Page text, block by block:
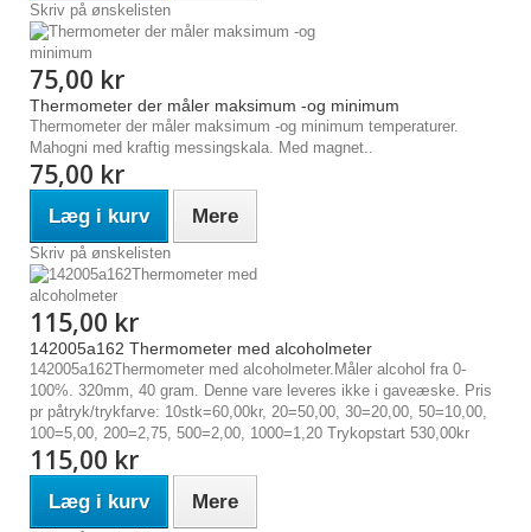
Skriv på ønskelisten
75,00 kr
Thermometer der måler maksimum -og minimum
Thermometer der måler maksimum -og minimum temperaturer.
Mahogni med kraftig messingskala. Med magnet..
75,00 kr
Læg i kurv Mere
Skriv på ønskelisten
115,00 kr
142005a162 Thermometer med alcoholmeter
142005a162Thermometer med alcoholmeter.Måler alcohol fra 0-
100%. 320mm, 40 gram. Denne vare leveres ikke i gaveæske. Pris
pr påtryk/trykfarve: 10stk=60,00kr, 20=50,00, 30=20,00, 50=10,00,
100=5,00, 200=2,75, 500=2,00, 1000=1,20 Trykopstart 530,00kr
115,00 kr
Læg i kurv Mere